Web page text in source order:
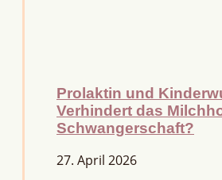
Prolaktin und
Verhindert das
Schwangerschaft?
27. April 2026